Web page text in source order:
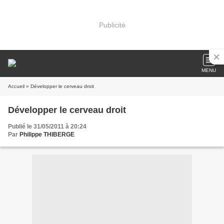
Publicité
MENU
Accueil » Développer le cerveau droit
Développer le cerveau droit
Publié le 31/05/2011 à 20:24
Par Philippe THIBERGE